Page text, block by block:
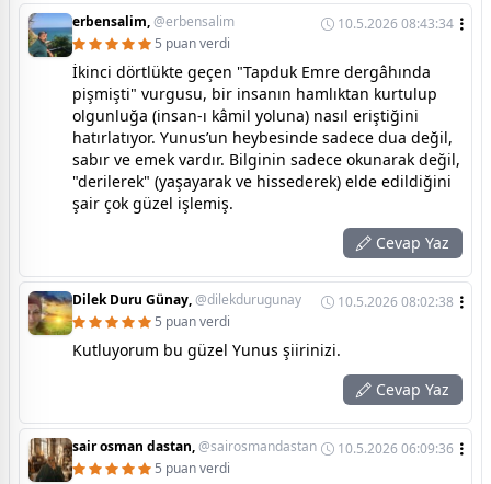
erbensalim,@erbensalim
10.5.2026 08:43:34
5 puan verdi
İkinci dörtlükte geçen "Tapduk Emre dergâhında
pişmişti" vurgusu, bir insanın hamlıktan kurtulup
olgunluğa (insan-ı kâmil yoluna) nasıl eriştiğini
hatırlatıyor. Yunus’un heybesinde sadece dua değil,
sabır ve emek vardır. Bilginin sadece okunarak değil,
"derilerek" (yaşayarak ve hissederek) elde edildiğini
şair çok güzel işlemiş.
Cevap Yaz
Dilek Duru Günay,@dilekdurugunay
10.5.2026 08:02:38
5 puan verdi
Kutluyorum bu güzel Yunus şiirinizi.
Cevap Yaz
sair osman dastan,@sairosmandastan
10.5.2026 06:09:36
5 puan verdi